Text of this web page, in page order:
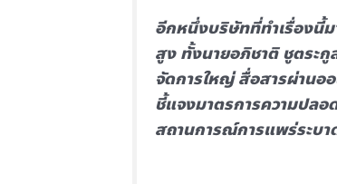
อีกหนึ่งบริษัทที่ทำเรื่องนี้
สูง ทั้งนายอภิชาติ ชูตระกู
จัดการใหญ่ สื่อสารผ่านอ
ชี้แจงมาตรการความปลอ
สถานการณ์การแพร่ระบา